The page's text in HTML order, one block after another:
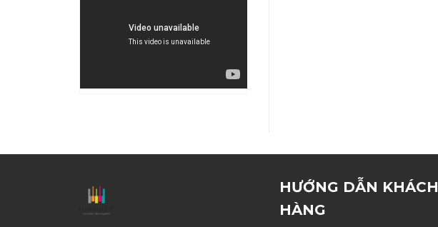
HƯỚNG DẪN KHÁCH
HÀNG